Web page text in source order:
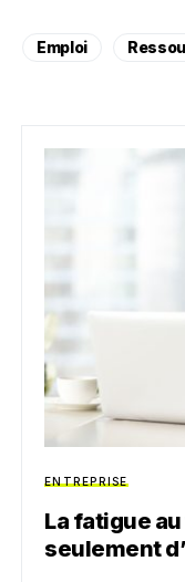
Emploi
ENTREPRISE
La fatigue
seulement